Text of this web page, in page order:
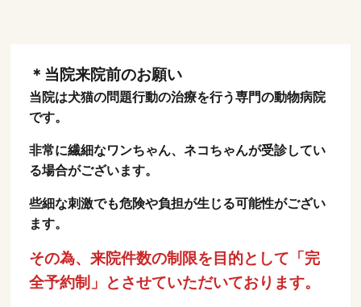
＊当院来院前のお願い
当院は犬猫の問題行動の治療を行う専門の動物病院
です。
非常に繊細なワンちゃん、ネコちゃんが受診してい
る場合がございます。
些細な刺激でも危険や負担が生じる可能性がござい
ます。
その為、来院件数の制限を目的として「完
全予約制」とさせていただいております。